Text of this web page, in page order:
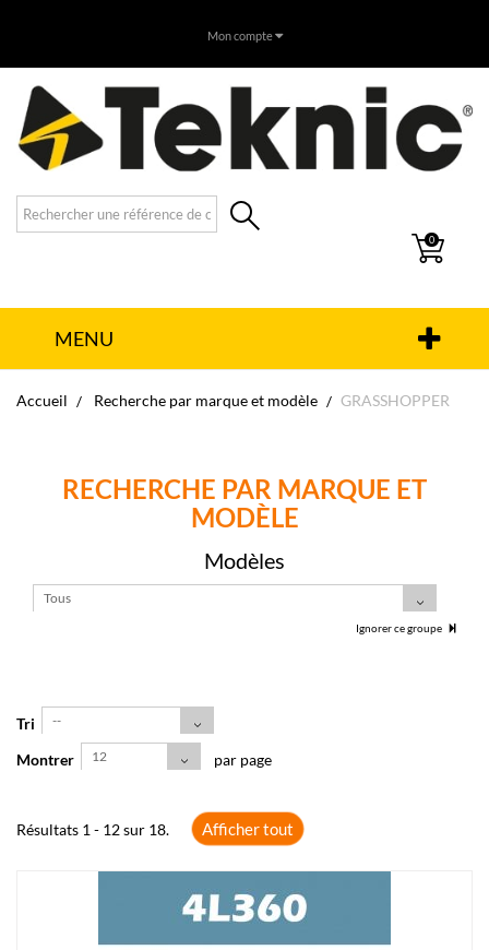
Mon compte
0
MENU
Accueil Recherche par marque et modèle GRASSHOPPER
RECHERCHE PAR MARQUE ET
MODÈLE
Modèles
Tous
Ignorer ce groupe
Tri --
Montrer 12 par page
Résultats 1 - 12 sur 18. Afficher tout